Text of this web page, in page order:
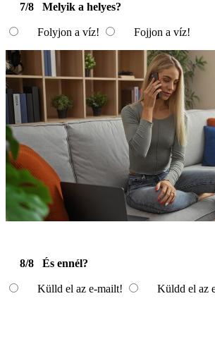
7/8 Melyik a helyes?
Folyjon a víz! Fojjon a víz!
8/8 És ennél?
Külld el az e-mailt! Küldd el az